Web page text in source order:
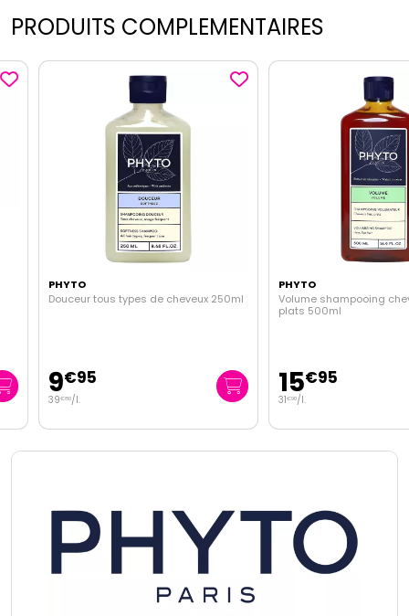
PRODUITS COMPLEMENTAIRES
PHYTO
Douceur tous types de cheveux 250ml
€95
/l.
PHYTO
Volume shampooing
plats 500ml
15€95
l.